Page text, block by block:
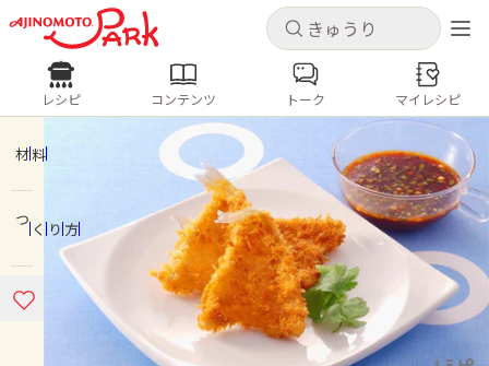
キャンセル
ログインするとレシピを保存できます
ログイン 新規登録
ホーム
コンテンツ
キャンセル
レシピ コンテンツ
人気の食材・レシピ
きゅうり なす トマト
とうもろこし
みょうが ゴーヤ
レシピ コンテンツ トーク マイレシピ
材料
つくり方